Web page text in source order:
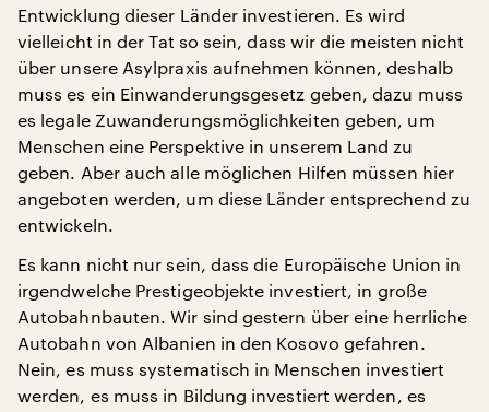
Entwicklung dieser Länder investieren. Es wird
vielleicht in der Tat so sein, dass wir die meisten nicht
über unsere Asylpraxis aufnehmen können, deshalb
muss es ein Einwanderungsgesetz geben, dazu muss
es legale Zuwanderungsmöglichkeiten geben, um
Menschen eine Perspektive in unserem Land zu
geben. Aber auch alle möglichen Hilfen müssen hier
angeboten werden, um diese Länder entsprechend zu
entwickeln.
Es kann nicht nur sein, dass die Europäische Union in
irgendwelche Prestigeobjekte investiert, in große
Autobahnbauten. Wir sind gestern über eine herrliche
Autobahn von Albanien in den Kosovo gefahren.
Nein, es muss systematisch in Menschen investiert
werden, es muss in Bildung investiert werden, es